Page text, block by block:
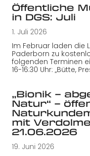
Öffentliche
in DGS: Juli
1. Juli 2026
Im Februar laden die
Paderborn zu
folgenden Terminen
16-16:30 Uhr: „Bütte,
„Bionik –
Natur“ –
mit
21.06.2026
19. Juni 2026